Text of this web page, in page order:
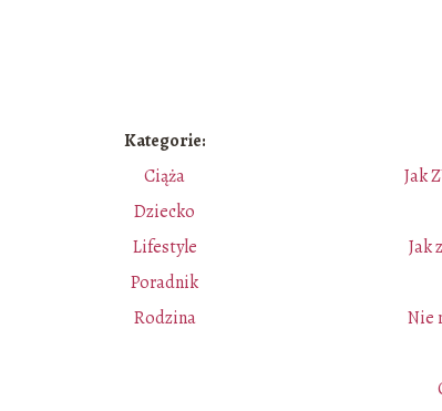
Kategorie:
Ciąża
Dziecko
Lifestyle
Poradnik
Rodzina
Jak
Jak
Nie